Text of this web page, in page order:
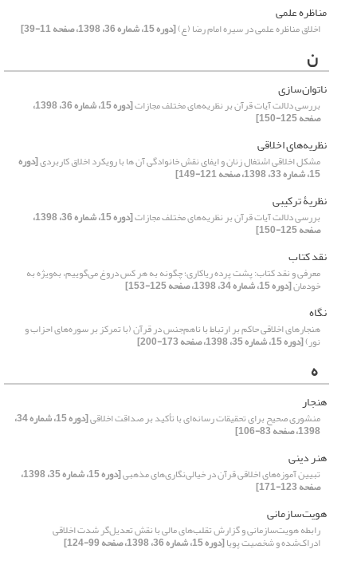
مناظره علمی
اخلاق مناظره علمی در سیره امام رضا (ع)[دوره 15، شماره 36، 1398، صفحه 11-39]
ن
ناتوان‌سازی
بررسی دلالت آیات قرآن بر نظریه‌های مختلف مجازات [دوره 15، شماره 36، 1398،
صفحه 125-150]
نظریه‌های اخلاقی
مشکل اخلاقی اشتغال زنان و ایفای نقش خانوادگی آن ها با رویکرد اخلاق کاربردی[دوره
15، شماره 33، 1398، صفحه 121-149]
نظریۀ ترکیبی
بررسی دلالت آیات قرآن بر نظریه‌های مختلف مجازات [دوره 15، شماره 36، 1398،
صفحه 125-150]
نقد کتاب
معرفی و نقد کتاب: پشت پرده ریاکاری؛ چگونه به هر کس دروغ می‌گوییم، به‌ویژه به
خودمان[دوره 15، شماره 34، 1398، صفحه 125-153]
نگاه
هنجارهای اخلاقی حاکم بر ارتباط با ناهم‌‌جنس در قرآن (با تمرکز بر سوره‌‌های احزاب و
نور)[دوره 15، شماره 35، 1398، صفحه 173-200]
ه
هنجار
منشوری صحیح برای تحقیقات رسانه‌ای با تأکید بر صداقت اخلاقی [دوره 15، شماره 34،
1398، صفحه 83-106]
هنر دینی
تبیین آموزه‌های اخلاقی قرآن در خیالی‌نگاری‌های مذهبی [دوره 15، شماره 35، 1398،
صفحه 123-171]
هویت‌سازمانی
رابطه هویت‌سازمانی و گزارش تقلب‌های مالی با نقش تعدیل‌گر شدت اخلاقی
ادراک‌شده و شخصیت پویا[دوره 15، شماره 36، 1398، صفحه 99-124]